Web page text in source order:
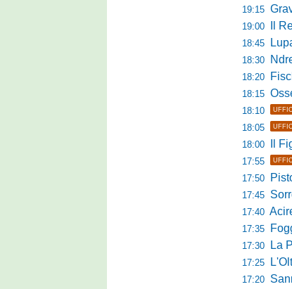
19:15
19:00 Il
18:45
18:30
18:20
18:15
18:10
18:05
18:00 Il
17:55
17:50
17:45
17:40
17:35
17:30 La
17:25
17:20